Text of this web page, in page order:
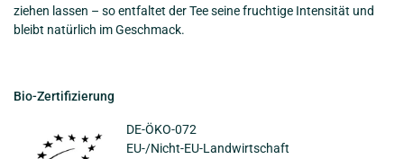
ziehen lassen – so entfaltet der Tee seine fruchtige Intensität und
bleibt natürlich im Geschmack.
Bio-Zertifizierung
DE-ÖKO-072
EU-/Nicht-EU-Landwirtschaft